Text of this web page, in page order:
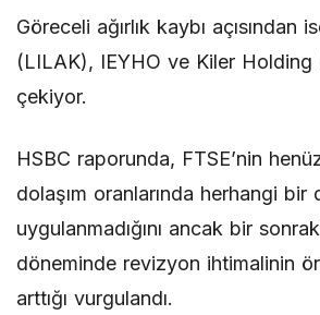
Göreceli ağırlık kaybı açısından
(LILAK), IEYHO ve Kiler
çekiyor.
HSBC raporunda, FTSE’nin
dolaşım oranlarında herhangi bir
uygulanmadığını ancak bir
döneminde revizyon ihtimalinin
arttığı vurgulandı.